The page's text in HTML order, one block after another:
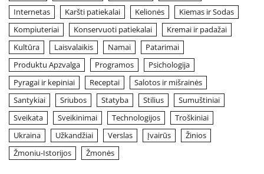
Internetas
Karšti patiekalai Kelionės
Kiemas ir Sodas
Kompiuteriai
Konservuoti patiekalai
Kremai ir padažai
Kultūra
Laisvalaikis Namai
Patarimai
Produktu Apzvalga
Programos
Psichologija
Pyragai ir kepiniai
Receptai
Salotos ir mišrainės
Santykiai
Sriubos Statyba Stilius
Sumuštiniai
Sveikata
Sveikinimai Technologijos
Troškiniai
Ukraina
Užkandžiai Verslas Įvairūs
Žinios
Žmoniu-Istorijos
Žmonės